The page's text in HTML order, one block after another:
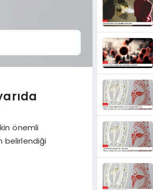
önemli
belirlendiği